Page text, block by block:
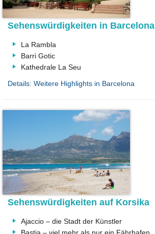
Sehenswürdigkeiten in Barcelona
La Rambla
Barri Gotic
Kathedrale La Seu
Details: Weitere Highlights in Barcelona
Sehenswürdigkeiten auf Korsika
Ajaccio – die Stadt der Künstler
Bastia – viel mehr als nur ein Fährhafen